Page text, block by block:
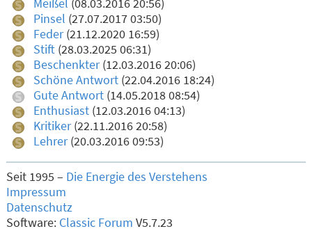
Meißel (08.03.2016 20:56)
Pinsel (27.07.2017 03:50)
Feder(21.12.2020 16:59)
Stift(28.03.2025 06:31)
Beschenkter(12.03.2016 20:06)
Schöne Antwort(22.04.2016 18:24)
Gute Antwort(14.05.2018 08:54)
Enthusiast(12.03.2016 04:13)
Kritiker(22.11.2016 20:58)
Lehrer(20.03.2016 09:53)
Seit 1995 – Die Energie des Verstehens
Impressum
Datenschutz
Software: Classic Forum V5.7.23